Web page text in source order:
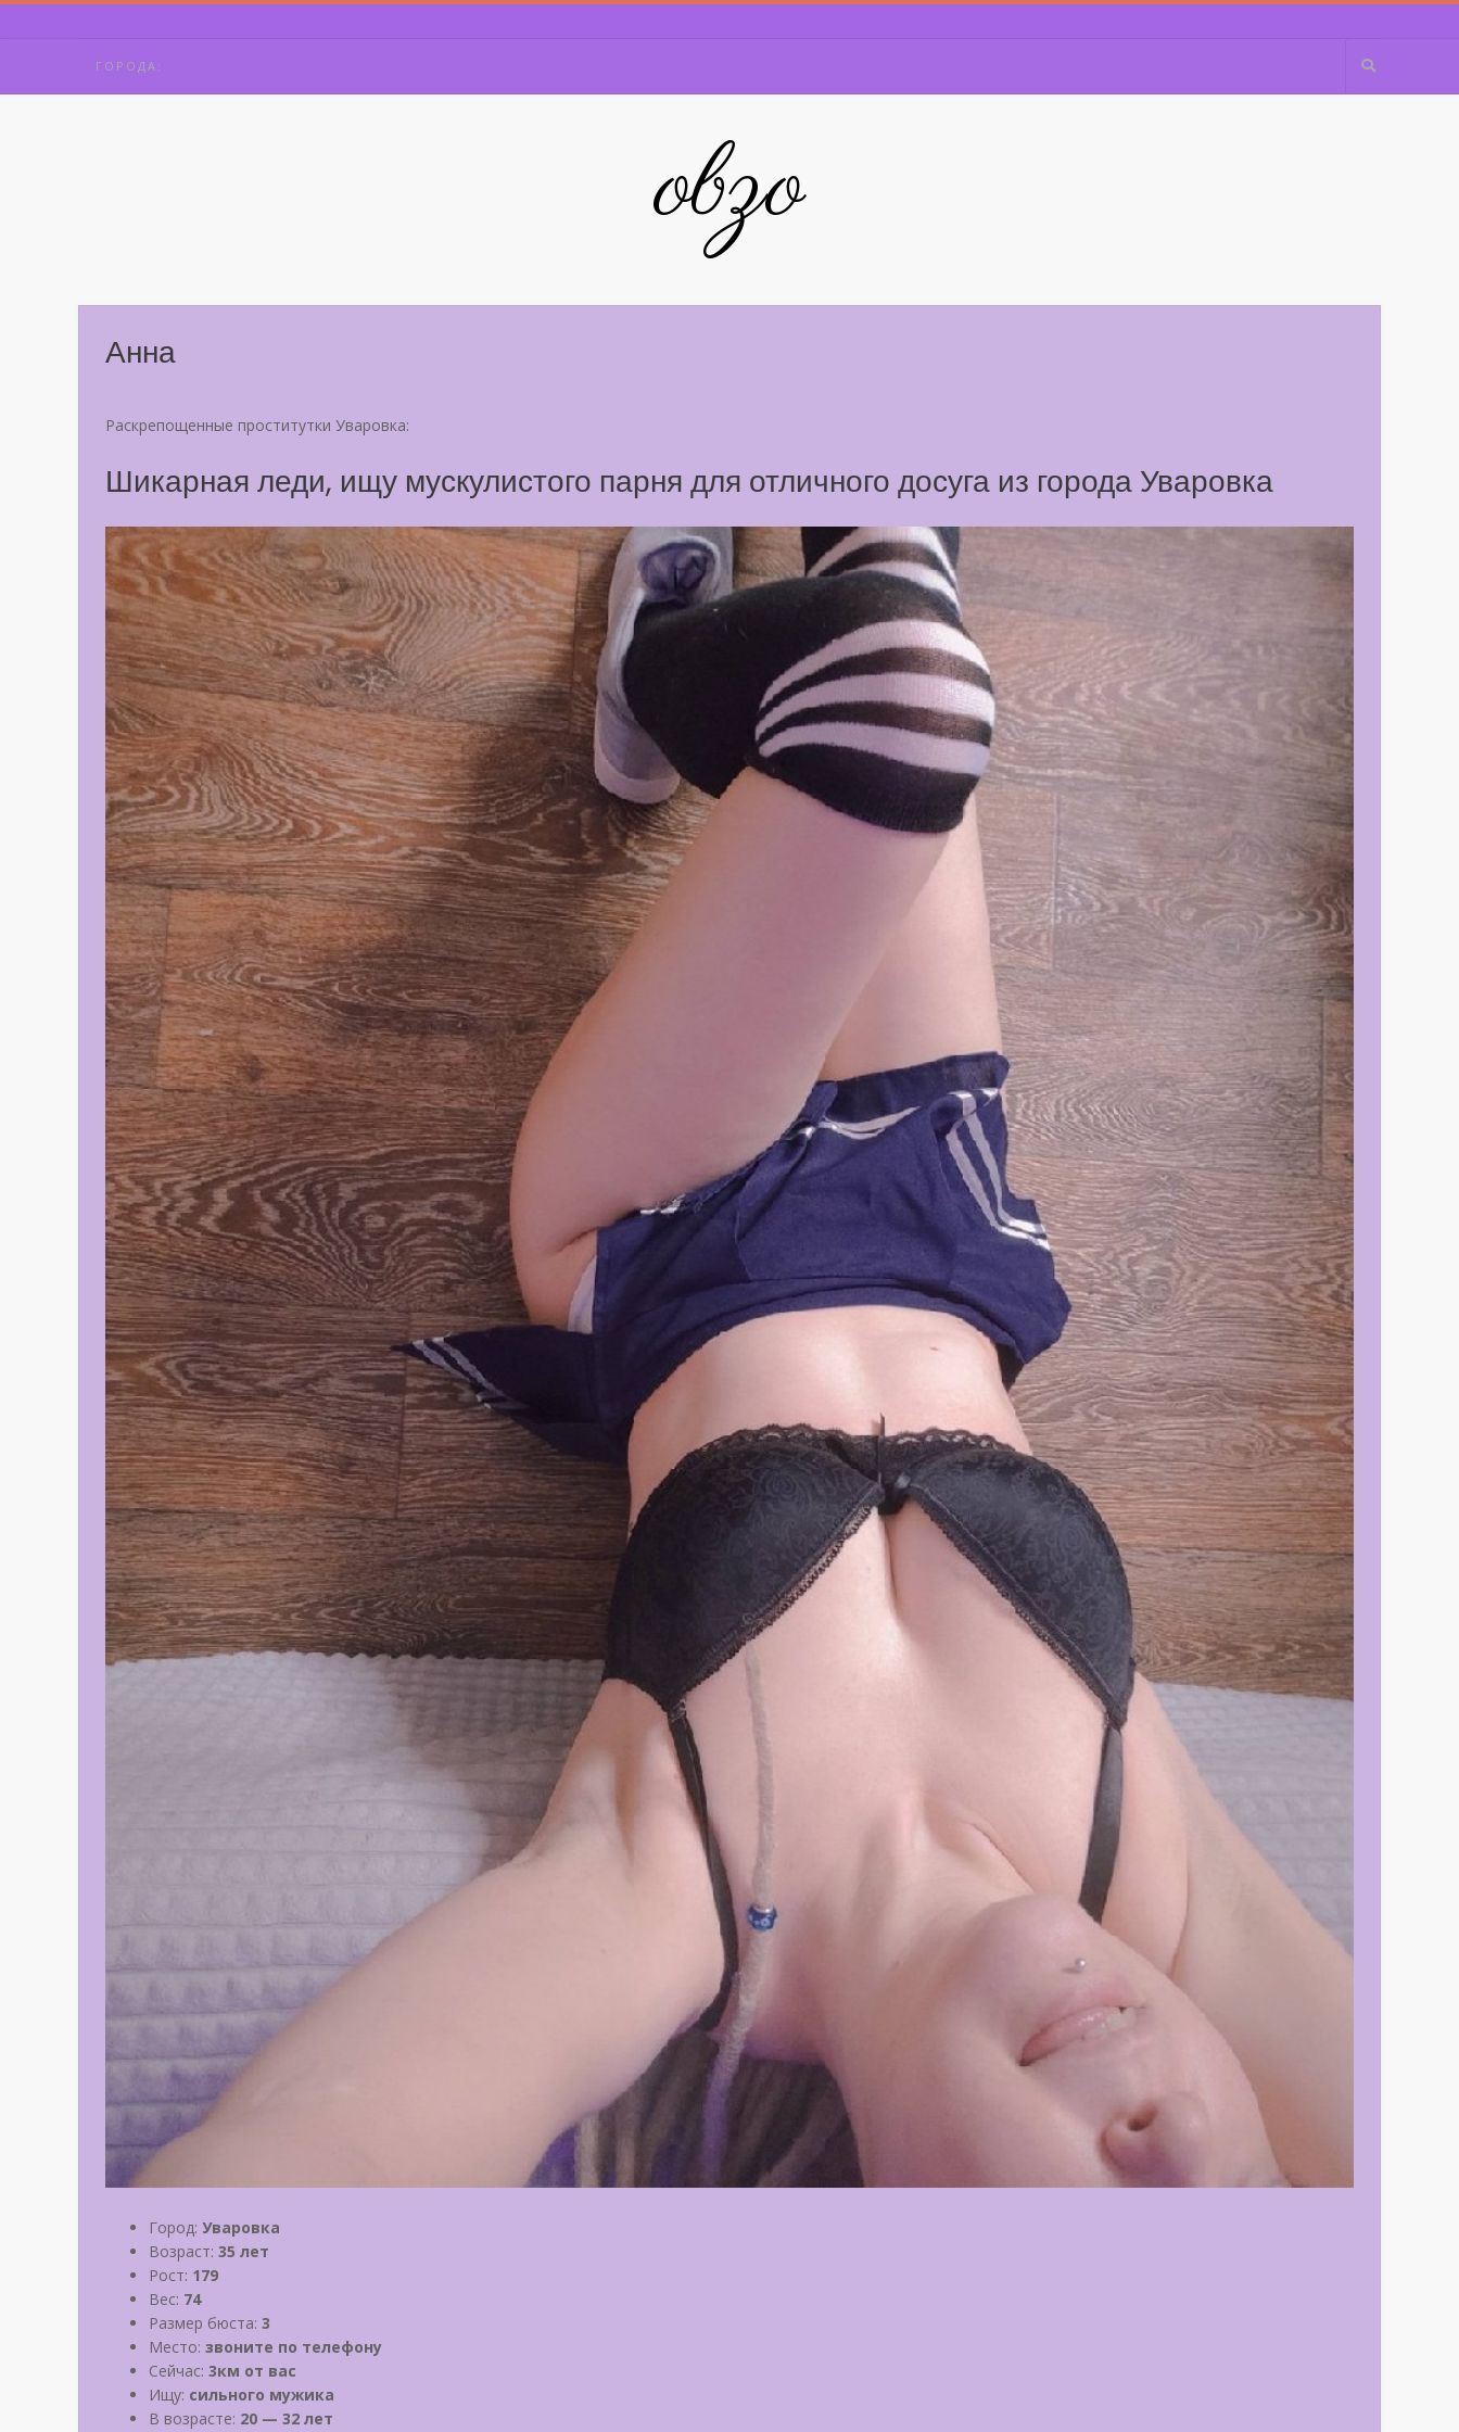
Skip
ГОРОДА:
obzo
Анна
Раскрепощенные проститутки Уваровка:
Шикарная леди, ищу мускулистого парня для отличного досуга из города Уваровка
Город: Уваровка
Возраст: 35 лет
Рост: 179
Вес: 74
Размер бюста: 3
Место: звоните по телефону
Сейчас: 3км от вас
Ищу: сильного мужика
В возрасте: 20 — 32 лет